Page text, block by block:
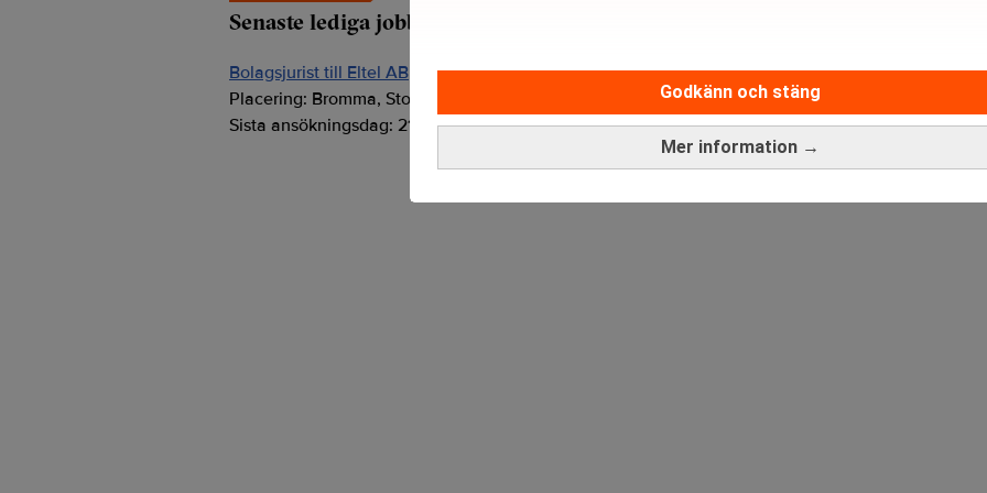
Mer information →
Godkänn och stäng
Senaste lediga jobben
Bolagsjurist till Eltel AB
Placering: Bromma, Stockholm
Sista ansökningsdag: 21/08/2026
Medarbetare inom Intern
Sista ansökningsdag:13/06/